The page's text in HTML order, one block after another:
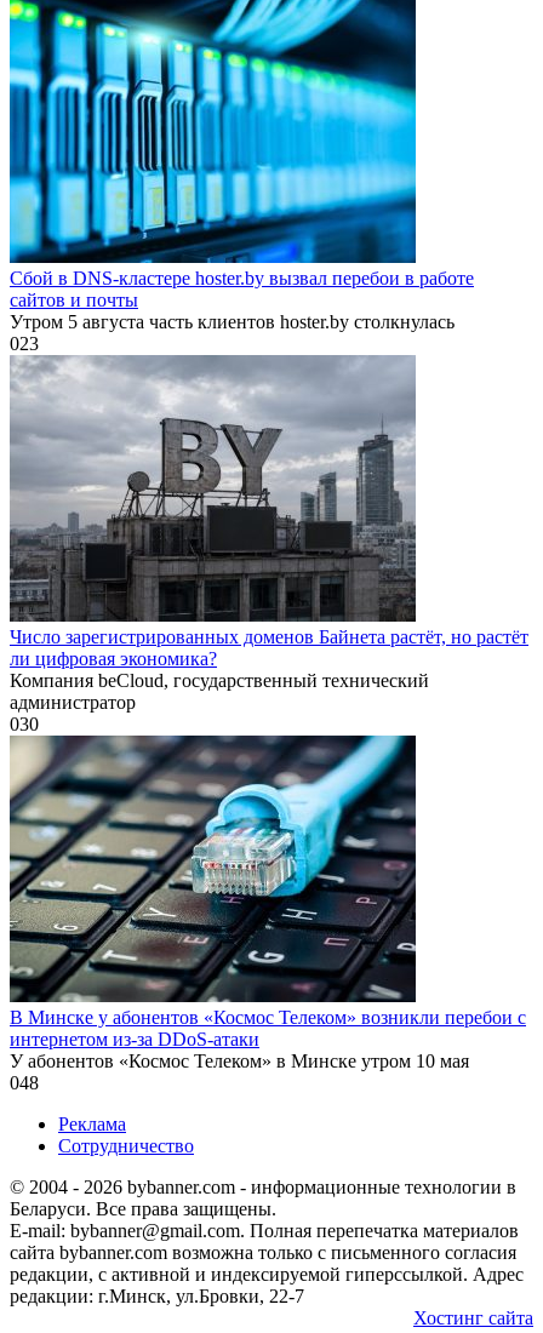
Сбой в DNS-кластере hoster.by вызвал перебои в работе
сайтов и почты
Утром 5 августа часть клиентов hoster.by столкнулась
023
Число зарегистрированных доменов Байнета растёт, но растёт
ли цифровая экономика?
Компания beCloud, государственный технический
администратор
030
В Минске у абонентов «Космос Телеком» возникли перебои с
интернетом из-за DDoS-атаки
У абонентов «Космос Телеком» в Минске утром 10 мая
048
Реклама
Сотрудничество
© 2004 - 2026 bybanner.com - информационные технологии в
Беларуси. Все права защищены.
E-mail: bybanner@gmail.com. Полная перепечатка материалов
сайта bybanner.com возможна только с письменного согласия
редакции, с активной и индексируемой гиперссылкой. Адрес
редакции: г.Минск, ул.Бровки, 22-7
Хостинг сайта